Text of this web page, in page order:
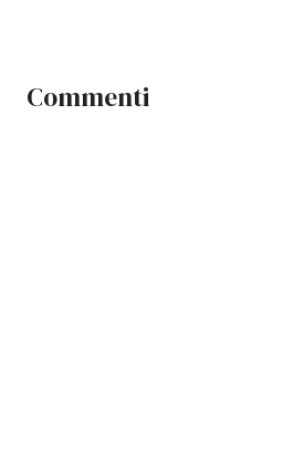
Commenti